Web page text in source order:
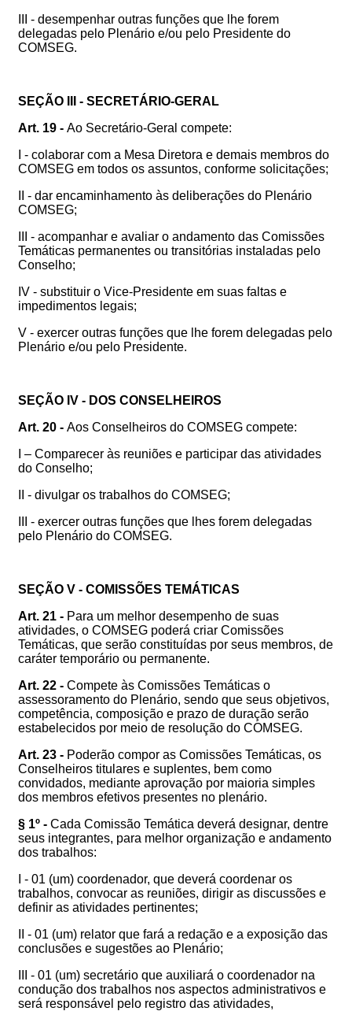
III - desempenhar outras funções que lhe forem
delegadas pelo Plenário e/ou pelo Presidente do
COMSEG.
SEÇÃO III - SECRETÁRIO-GERAL
Art. 19 - Ao Secretário-Geral compete:
I - colaborar com a Mesa Diretora e demais membros do
COMSEG em todos os assuntos, conforme solicitações;
II - dar encaminhamento às deliberações do Plenário
COMSEG;
III - acompanhar e avaliar o andamento das Comissões
Temáticas permanentes ou transitórias instaladas pelo
Conselho;
IV - substituir o Vice-Presidente em suas faltas e
impedimentos legais;
V - exercer outras funções que lhe forem delegadas pelo
Plenário e/ou pelo Presidente.
SEÇÃO IV - DOS CONSELHEIROS
Art. 20 - Aos Conselheiros do COMSEG compete:
I – Comparecer às reuniões e participar das atividades
do Conselho;
II - divulgar os trabalhos do COMSEG;
III - exercer outras funções que lhes forem delegadas
pelo Plenário do COMSEG.
SEÇÃO V - COMISSÕES TEMÁTICAS
Art. 21 - Para um melhor desempenho de suas
atividades, o COMSEG poderá criar Comissões
Temáticas, que serão constituídas por seus membros, de
caráter temporário ou permanente.
Art. 22 - Compete às Comissões Temáticas o
assessoramento do Plenário, sendo que seus objetivos,
competência, composição e prazo de duração serão
estabelecidos por meio de resolução do COMSEG.
Art. 23 - Poderão compor as Comissões Temáticas, os
Conselheiros titulares e suplentes, bem como
convidados, mediante aprovação por maioria simples
dos membros efetivos presentes no plenário.
§ 1º - Cada Comissão Temática deverá designar, dentre
seus integrantes, para melhor organização e andamento
dos trabalhos:
I - 01 (um) coordenador, que deverá coordenar os
trabalhos, convocar as reuniões, dirigir as discussões e
definir as atividades pertinentes;
II - 01 (um) relator que fará a redação e a exposição das
conclusões e sugestões ao Plenário;
III - 01 (um) secretário que auxiliará o coordenador na
condução dos trabalhos nos aspectos administrativos e
será responsável pelo registro das atividades,